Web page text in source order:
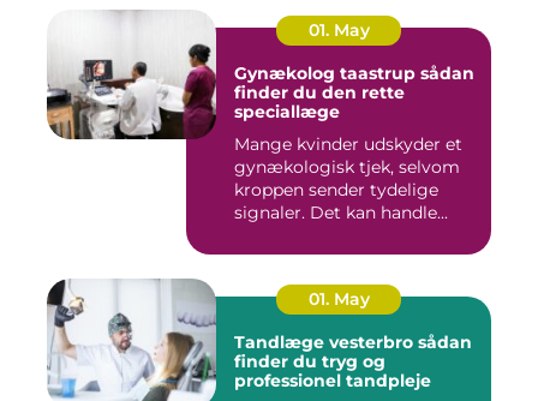
01. May
Gynækolog taastrup sådan
finder du den rette
speciallæge
Mange kvinder udskyder et
gynækologisk tjek, selvom
kroppen sender tydelige
signaler. Det kan handle...
01. May
Tandlæge vesterbro sådan
finder du tryg og
professionel tandpleje